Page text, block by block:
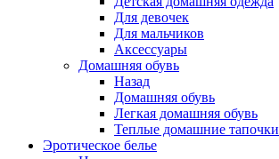
Для девочек
Для мальчиков
Аксессуары
Домашняя обувь
Назад
Домашняя обувь
Легкая домашняя обувь
Теплые домашние тапочки
Эротическое белье